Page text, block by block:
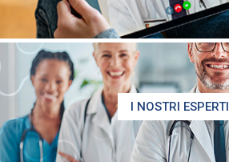
I NOSTRI ESPERTI